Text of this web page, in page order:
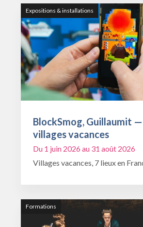
Expositions & installations
BlockSmog, Guillaumit
villages vacances
Du 1 juin 2026 au 31 août 2026
Villages vacances, 7 lieux en
Formations